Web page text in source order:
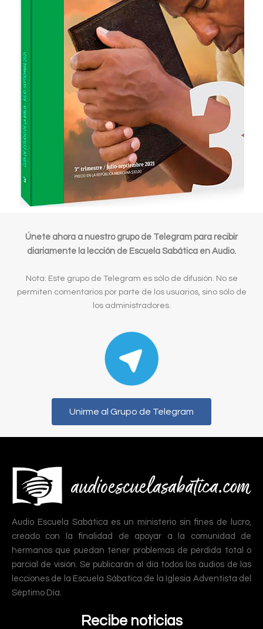
Únete ahora a nuestro grupo de Telegram para recibir
diariamente la lección de Escuela Sabática en Audio.
Nota: Este grupo de Telegram es sólo de difusión. No se
permiten comentarios por parte de los usuarios, sino sólo de
los administradores.
Unirme al Grupo de Telegram
Audio Escuela Sabática es un ministerio sin fines de lucro,
creado con la finalidad de apoyar a la comunidad de
hermanos que puedan tener problemas de pérdida total o
parcial de visión. Se publicarán al día todos los audios de las
lecciones de la Escuela Sábatica de la Iglesia Adventista del
Séptimo Día.
Recibe noticias